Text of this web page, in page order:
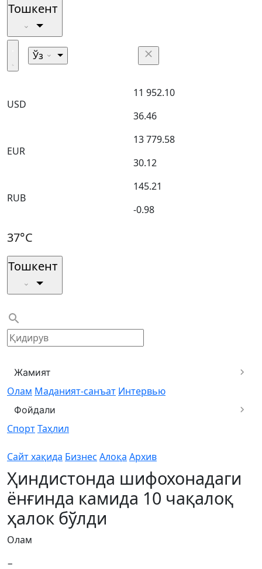
Тошкент
Ўз
USD
11 952.10
36.46
EUR
13 779.58
30.12
RUB
145.21
-0.98
37°C
Тошкент
Жамият
Олам Маданият-санъат Интервью
Фойдали
СпортТаҳлил
Сайт хақида Бизнес Алоқа Архив
Ҳиндистонда шифохонадаги
ёнғинда камида 10 чақалоқ
ҳалок бўлди
Олам
−